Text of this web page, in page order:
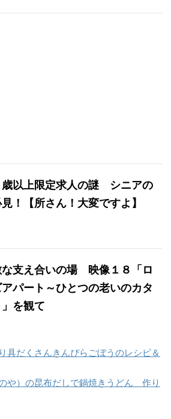
歳以上限定求人の謎 シニアの
！【所さん！大変ですよ】
な支え合いの場 映像１８「ロ
パート～ひとつの老いのカタ
を観て
具だくさんきんぴらごぼうのレシピ＆
や）の昆布だしで鍋焼きうどん 作り